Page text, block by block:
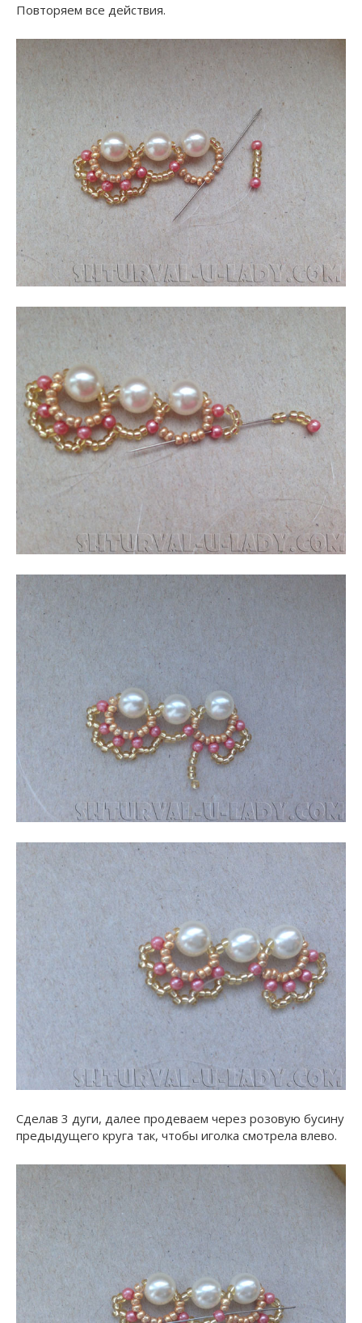
Повторяем все действия.
Сделав 3 дуги, далее продеваем через розовую бусину
предыдущего круга так, чтобы иголка смотрела влево.